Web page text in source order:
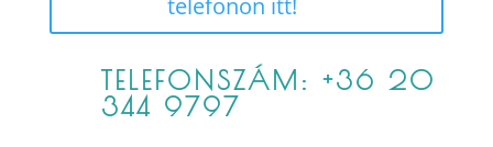
telefonon itt!
TELEFONSZÁM: +36 20
344 9797